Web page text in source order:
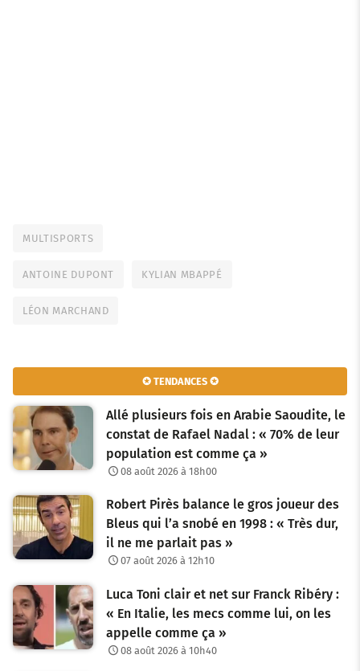
MULTISPORTS
ANTOINE DUPONT KYLIAN MBAPPÉ
LÉON MARCHAND
✪ TENDANCES ✪
Allé plusieurs fois en Arabie Saoudite, le
constat de Rafael Nadal : « 70% de leur
population est comme ça »
08 août 2026 à 18h00
Robert Pirès balance le gros joueur des
Bleus qui l’a snobé en 1998 : « Très dur,
il ne me parlait pas »
07 août 2026 à 12h10
Luca Toni clair et net sur Franck Ribéry :
« En Italie, les mecs comme lui, on les
appelle comme ça »
08 août 2026 à 10h40